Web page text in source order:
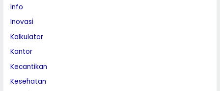
Info
Inovasi
Kalkulator
Kantor
Kecantikan
Kesehatan